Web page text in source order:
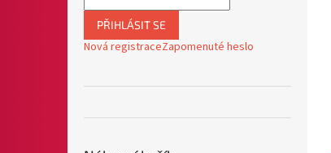
PŘIHLÁSIT SE
Nová registraceZapomenuté heslo